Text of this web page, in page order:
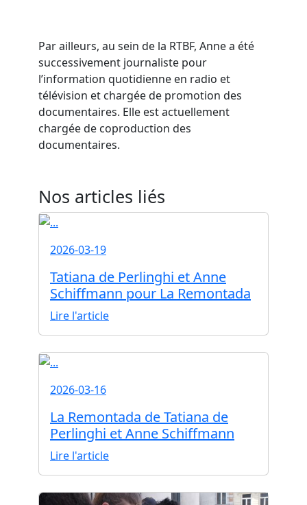
Par ailleurs, au sein de la RTBF, Anne a été
successivement journaliste pour
l’information quotidienne en radio et
télévision et chargée de promotion des
documentaires. Elle est actuellement
chargée de coproduction des
documentaires.
Nos articles liés
2026-03-19
Tatiana de Perlinghi et Anne
Schiffmann pour La Remontada
Lire l'article
2026-03-16
La Remontada de Tatiana de
Perlinghi et Anne Schiffmann
Lire l'article